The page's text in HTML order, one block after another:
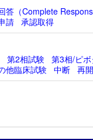
答（Complete
請 承認取得
第2相試験 第3相/ピ
他臨床試験 中断 再開